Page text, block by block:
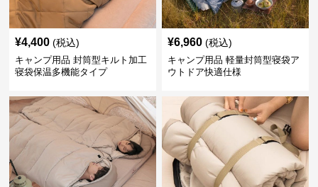
¥4,400 (税込)
キャンプ用品 封筒型キルト加工
寝袋保温多機能タイプ
¥6,960 (税込)
キャンプ用品 軽量封筒型寝袋ア
ウトドア快適仕様